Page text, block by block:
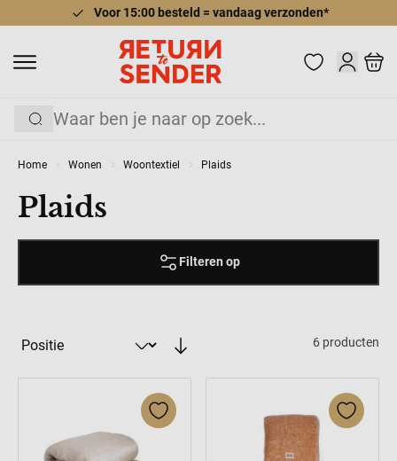
Voor 15:00 besteld = vandaag verzonden*
Cart
Zoek
Home Wonen Woontextiel Plaids
Plaids
Filteren op
6 producten